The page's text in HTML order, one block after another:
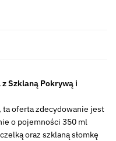
Szklaną Pokrywą i
oferta zdecydowanie jest
o pojemności 350 ml
oraz szklaną słomkę